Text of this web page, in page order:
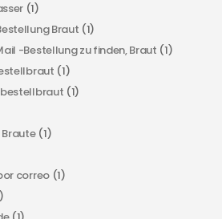
(1)
Braut (1)
-Bestellung zu finden, Braut (1)
(1)
(1)
(1)
correo(1)